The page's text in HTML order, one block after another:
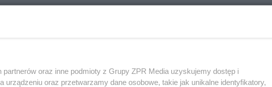
partnerów oraz inne podmioty z Grupy ZPR Media uzyskujemy dostęp i
urządzeniu oraz przetwarzamy dane osobowe, takie jak unikalne identyfikatory,